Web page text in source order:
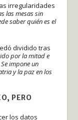
irregularidades
las mesas sin
saber quién es el
dividido tras
por la mitad e
impone un
y la paz en los
PERO
los datos